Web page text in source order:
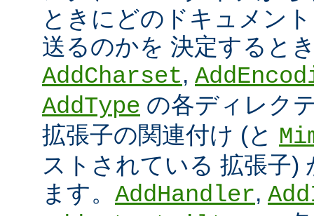
ときにどのドキュメン
送るのかを 決定すると
AddCharset,
AddType の各ディレク
拡張子の関連付け (と
ストされている 拡張子)
ます。 AddHandler,